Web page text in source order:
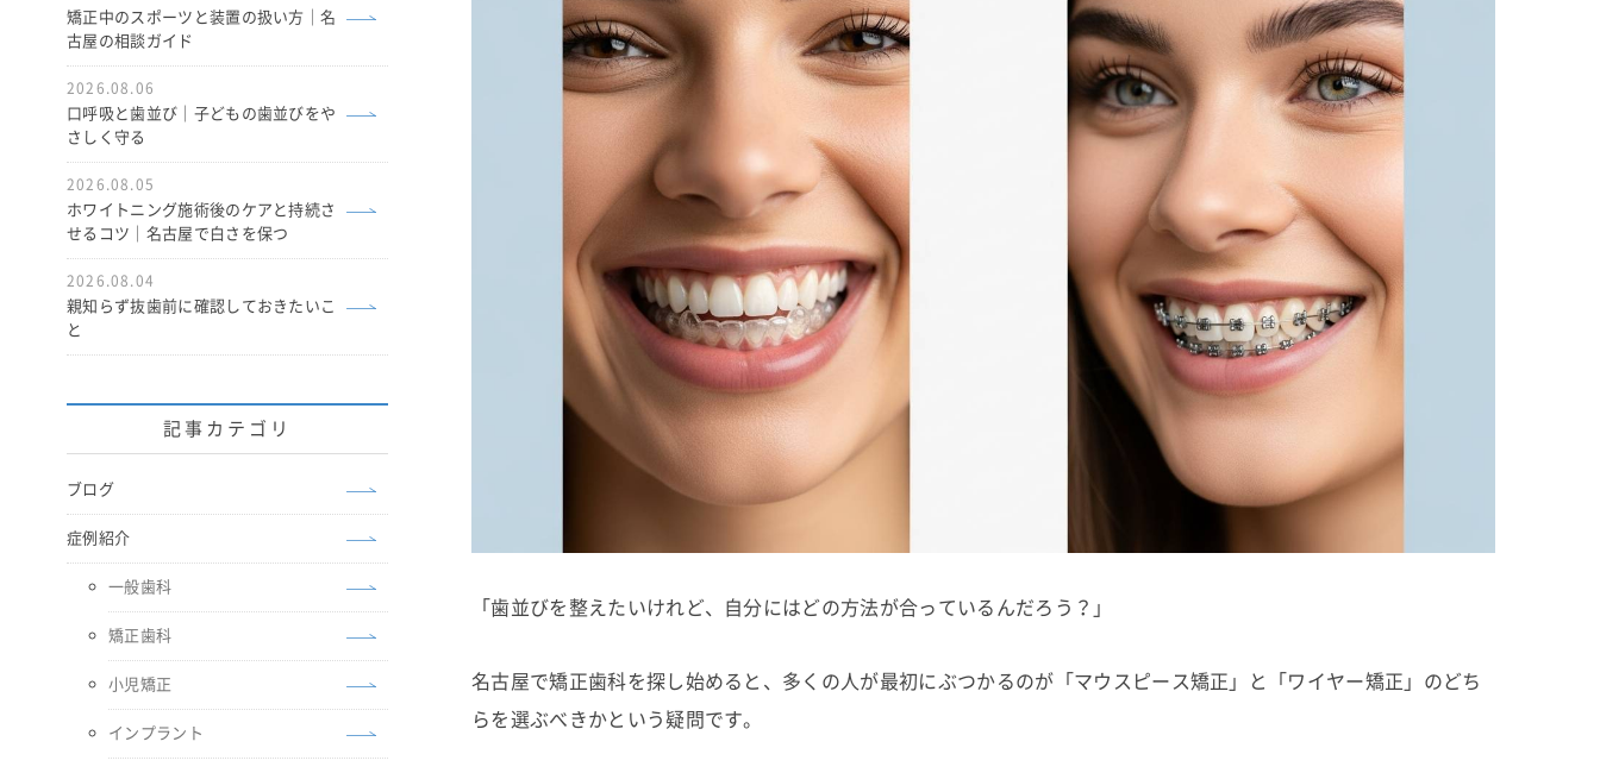
「歯並びを整えたいけれど、自分にはどの方法が合っているんだろう？」
名古屋で矯正歯科を探し始めると、多くの人が最初にぶつかるのが「マウスピース矯正」と「ワイヤー矯正」のどち
らを選ぶべきかという疑問です。
矯正中のスポーツと装置の扱い方｜名
古屋の相談ガイド
2026.08.06
口呼吸と歯並び｜子どもの歯並びをや
さしく守る
2026.08.05
ホワイトニング施術後のケアと持続さ
せるコツ｜名古屋で白さを保つ
2026.08.04
親知らず抜歯前に確認しておきたいこ
と
記事カテゴリ
ブログ
症例紹介
一般歯科
矯正歯科
小児矯正
インプラント